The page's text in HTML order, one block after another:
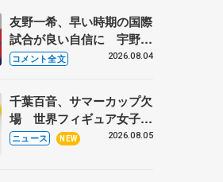
友野一希、早い時期の国際
試合が良い自信に 宇野昌
磨の現役復帰に思っている
トロフィーフリー】
コメント全文 2026.08.04
千葉百音、サマーカップ欠
場 世界フィギュア女子2
位
ニュース NEW 2026.08.05